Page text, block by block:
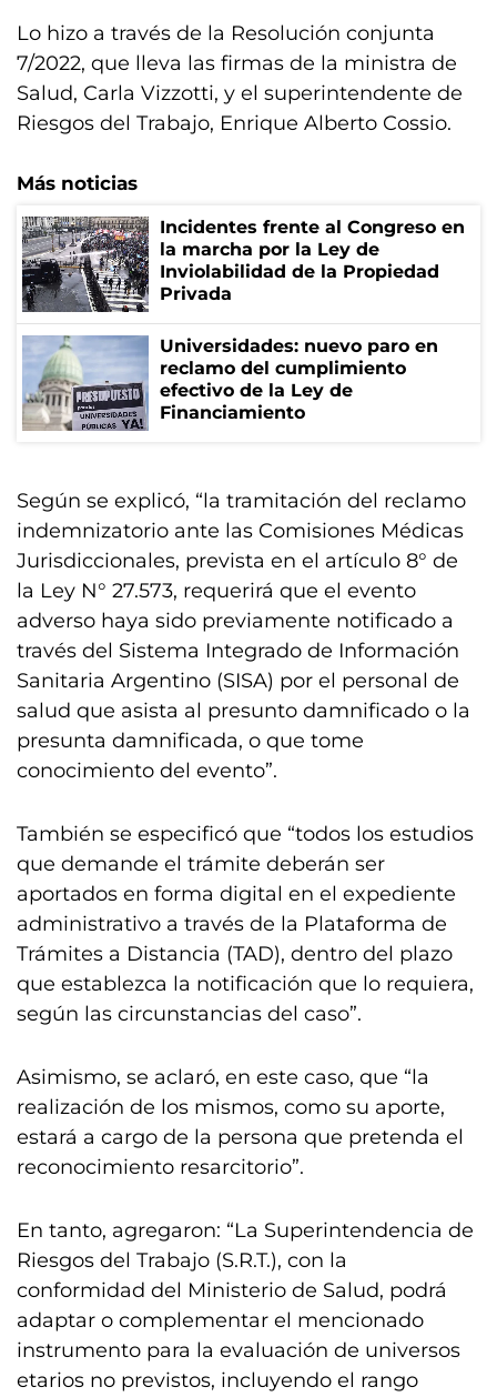
Lo hizo a través de la Resolución conjunta
7/2022, que lleva las firmas de la ministra de
Salud, Carla Vizzotti, y el superintendente de
Riesgos del Trabajo, Enrique Alberto Cossio.
Más noticias
Incidentes frente al Congreso en
la marcha por la Ley de
Inviolabilidad de la Propiedad
Privada
Universidades: nuevo paro en
reclamo del cumplimiento
efectivo de la Ley de
Financiamiento
Según se explicó, “la tramitación del reclamo
indemnizatorio ante las Comisiones Médicas
Jurisdiccionales, prevista en el artículo 8° de
la Ley N° 27.573, requerirá que el evento
adverso haya sido previamente notificado a
través del Sistema Integrado de Información
Sanitaria Argentino (SISA) por el personal de
salud que asista al presunto damnificado o la
presunta damnificada, o que tome
conocimiento del evento”.
También se especificó que “todos los estudios
que demande el trámite deberán ser
aportados en forma digital en el expediente
administrativo a través de la Plataforma de
Trámites a Distancia (TAD), dentro del plazo
que establezca la notificación que lo requiera,
según las circunstancias del caso”.
Asimismo, se aclaró, en este caso, que “la
realización de los mismos, como su aporte,
estará a cargo de la persona que pretenda el
reconocimiento resarcitorio”.
En tanto, agregaron: “La Superintendencia de
Riesgos del Trabajo (S.R.T.), con la
conformidad del Ministerio de Salud, podrá
adaptar o complementar el mencionado
instrumento para la evaluación de universos
etarios no previstos, incluyendo el rango